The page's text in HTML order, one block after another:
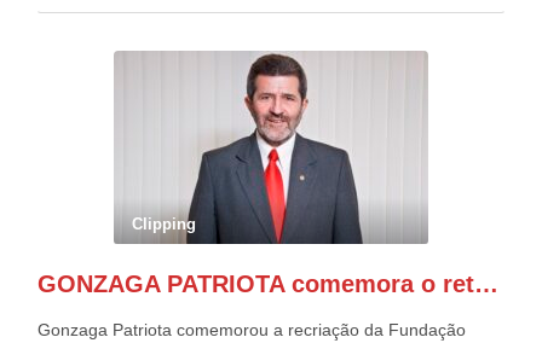
desafios para a elaboração de políticas públicas, que
evento contou com a presença do Vice-presidente Geraldo
Alckmin, que também ocupa o Ministério do
Desenvolvimento, Indústria, Comércio e Serviços, o ex
governador de Pernambuco, agora Presidente do Banco do
Nordeste, Paulo Câmara, o ex Deputado Federal, e
atualmente Superintendente da SUDENE, Danilo Cabral, da
Governadora de Pernambuco, Raquel Lyra, os ministros da
Casa Civil, Rui Costa, e da Integração e do Desenvolvimento
de todo Nordeste que também ajudam a fomentar o
Clipping
GONZAGA PATRIOTA comemora o retorno da FUNASA
Gonzaga Patriota comemorou a recriação da Fundação